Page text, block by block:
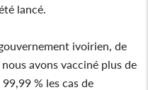
lancé.
ivoirien, de
avons vacciné plus de
% les cas de